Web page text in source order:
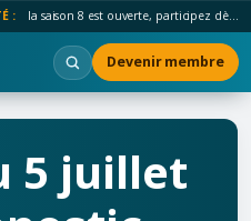
: la saison 8 est ouverte, participez dès maintenant !
Devenir membre
5 juillet